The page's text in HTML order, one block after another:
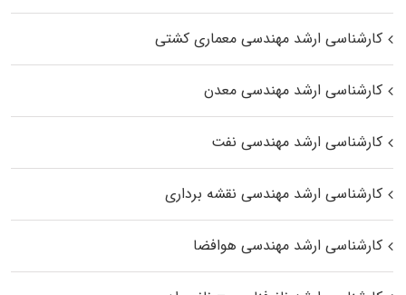
کارشناسی ارشد مهندسی معماری کشتی
کارشناسی ارشد مهندسی معدن
کارشناسی ارشد مهندسی نفت
کارشناسی ارشد مهندسی نقشه برداری
کارشناسی ارشد مهندسی هوافضا